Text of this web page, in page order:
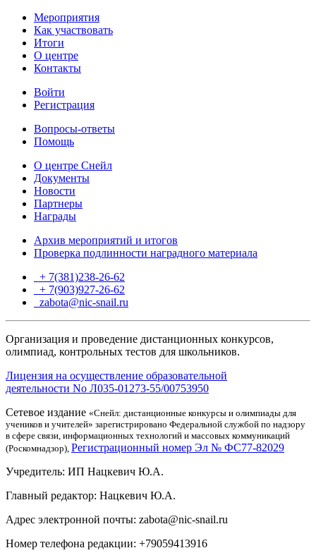
Мероприятия
Как участвовать
Итоги
О центре
Контакты
Войти
Регистрация
Вопросы-ответы
Помощь
О центре Снейл
Документы
Новости
Партнеры
Награды
Архив мероприятий и итогов
Проверка подлинности наградного материала
+ 7(381)238-26-62
+ 7(903)927-26-62
zabota@nic-snail.ru
Организация и проведение дистанционных конкурсов,
олимпиад, контрольных тестов для школьников.
Лицензия на осуществление образовательной
деятельности No Л035-01273-55/00753950
Сетевое издание «Снейл: дистанционные конкурсы и олимпиады для
учеников и учителей» зарегистрировано Федеральной службой по надзору
в сфере связи, информационных технологий и массовых коммуникаций
(Роскомнадзор), Регистрационный номер Эл № ФС77-82029
Учредитель: ИП Нацкевич Ю.А.
Главный редактор: Нацкевич Ю.А.
Адрес электронной почты: zabota@nic-snail.ru
Номер телефона редакции: +79059413916